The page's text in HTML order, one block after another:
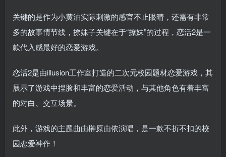
关键的是作为小黄油实际刺激的感官不止眼晴，还需有非常
多的故事情节线，撩妹子关键在于“撩妹”的过程，恋活2是一
款代入感最好的恋爱游戏。
恋活2是由illusion工作室打造的二次元校园题材恋爱游戏，其
展示了游戏中捏脸和丰富的恋爱活动，与其他角色有着丰富
的对白、交互场景。
此外，游戏的主题曲由榊原由依演唱，是一款不折不扣的校
园恋爱神作！